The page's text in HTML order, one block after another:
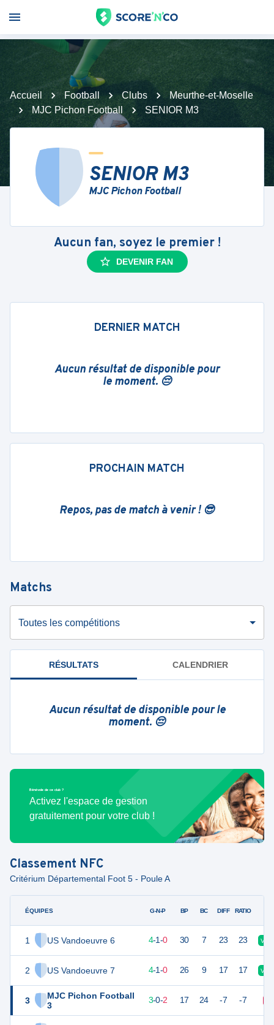
Accueil Football Clubs
Meurthe-et-Moselle
MJC Pichon Football
SENIOR M3
SENIOR M3
MJC Pichon Football
Aucun fan, soyez le premier !
DEVENIR FAN
DERNIER MATCH
Aucun résultat de disponible pour
le moment. 😔
PROCHAIN MATCH
Repos, pas de match à venir ! 😎
Matchs
Toutes les compétitions
RÉSULTATS CALENDRIER
Aucun résultat de disponible pour le
moment. 😔
Bénévole de ce club ?
Activez l'espace de gestion
gratuitement pour votre club !
Classement NFC
Critérium Départemental Foot 5 - Poule A
ÉQUIPES
1 US Vandoeuvre 6
2 US Vandoeuvre 7
3
MJC Pichon Football
3
G-N-P BP BC DIFF RATIO
18 4-1-0 30 7 23 23 V
18 4-1-0 26 9 17 17 V
14 5 3-0-2 17 24 -7 -7